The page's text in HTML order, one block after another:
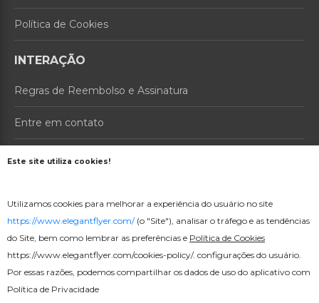
Política de Cookies
INTERAÇÃO
Regras de Reembolso e Assinatura
Entre em contato
Sobre nós
Preços
Criador online
Este site utiliza cookies!
Utilizamos cookies para melhorar a experiência do usuário no site
https://www.elegantflyer.com/(o "Site"), analisar o tráfego e as tendências
do Site, bem como lembrar as preferências e Política de Cookies
https://www.elegantflyer.com/cookies-policy/. configurações do usuário.
Por essas razões, podemos compartilhar os dados de uso do aplicativo com
Política de Privacidade